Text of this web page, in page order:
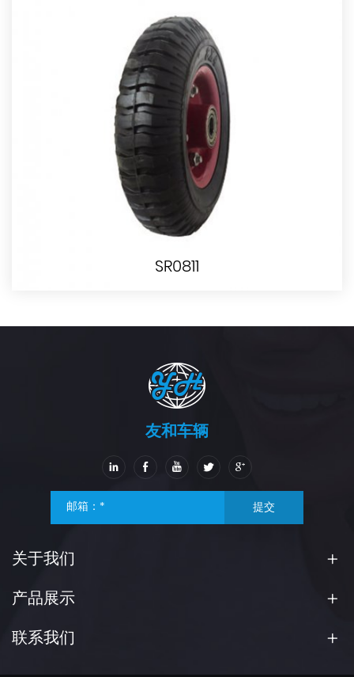
SR0811
友和车辆
提交
关于我们
产品展示
联系我们